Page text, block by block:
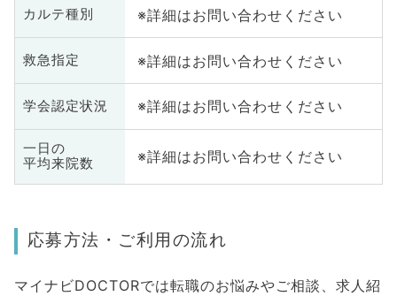
カルテ種別 ※詳細はお問い合わせください
救急指定 ※詳細はお問い合わせください
学会認定状況 ※詳細はお問い合わせください
一日の
平均来院数
※詳細はお問い合わせください
応募方法・ご利用の流れ
マイナビDOCTORでは転職のお悩みやご相談、求人紹